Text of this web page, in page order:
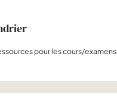
pour les cours/examens